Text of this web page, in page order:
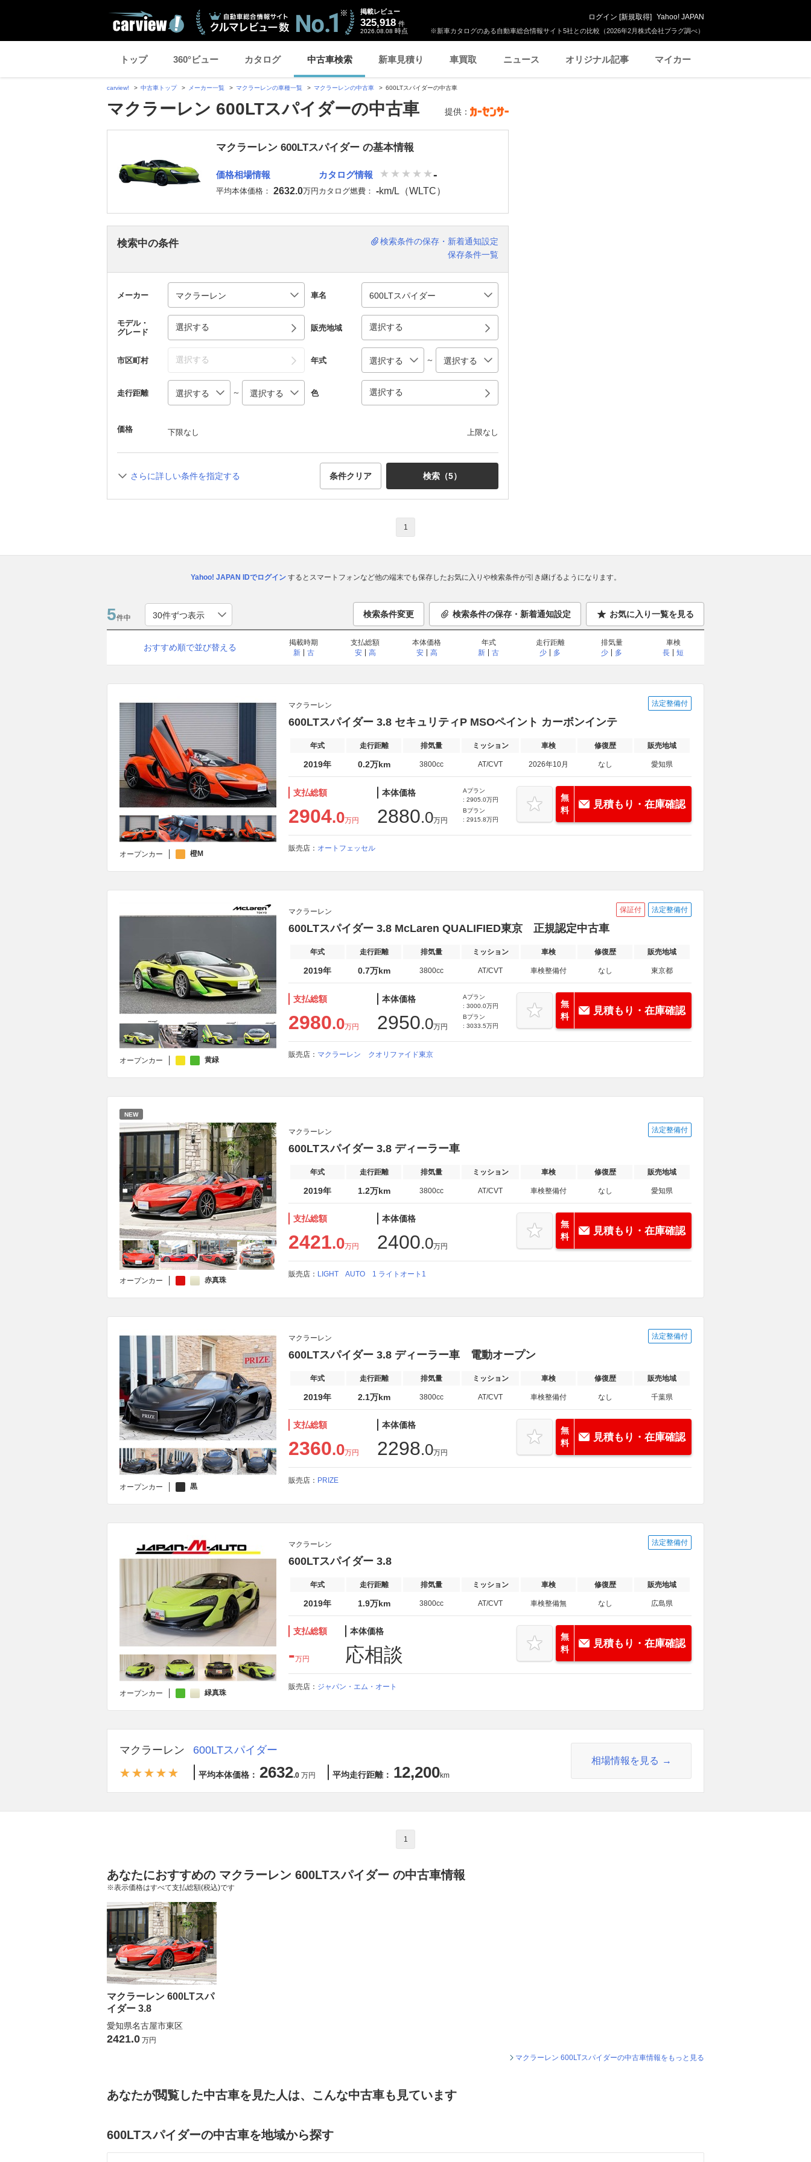
※新車カタログのある自動車総合情報サイト5社との比較（2026年2月株式会社プラグ調べ）
掲載レビュー
325,918 件
2026.08.08 時点
ログイン [新規取得] Yahoo! JAPAN
トップ 360°ビュー カタログ 中古車検索 新車見積り 車買取 ニュース オリジナル記事 マイカー
carview! 中古車トップ メーカー一覧 マクラーレンの車種一覧 マクラーレンの中古車 600LTスパイダーの中古車
マクラーレン 600LTスパイダーの中古車 提供：
マクラーレン 600LTスパイダー の基本情報
価格相場情報
平均本体価格： 2632.0万円
カタログ情報 -
カタログ燃費： -km/L（WLTC）
検索中の条件
検索条件の保存・新着通知設定
保存条件一覧
メーカー 車名
モデル・
グレード
選択する 販売地域 選択する
市区町村 選択する 年式 ～
走行距離 ～ 色 選択する
価格 下限なし 上限なし
さらに詳しい条件を指定する 条件クリア 検索（5）
1
Yahoo! JAPAN IDでログインするとスマートフォンなど他の端末でも保存したお気に入りや検索条件が引き継げるようになります。
5件中 検索条件変更 検索条件の保存・新着通知設定 お気に入り一覧を見る
おすすめ順で並び替える
掲載時期
新
古
支払総額
安
高
本体価格
安
高
年式
新
古
走行距離
少
多
排気量
少
多
車検
長
短
オープンカー 橙M
マクラーレン 法定整備付
600LTスパイダー 3.8 セキュリティP MSOペイント カーボンインテ
年式 走行距離 排気量 ミッション 車検 修復歴 販売地域
2019年 0.2万km 3800cc AT/CVT 2026年10月 なし 愛知県
支払総額
2904.0万円
本体価格
2880.0万円
Aプラン
: 2905.0万円
Bプラン
: 2915.8万円
無
料
見積もり・在庫確認
販売店： オートフェッセル
オープンカー 黄緑
マクラーレン 保証付 法定整備付
600LTスパイダー 3.8 McLaren QUALIFIED東京 正規認定中古車
年式 走行距離 排気量 ミッション 車検 修復歴 販売地域
2019年 0.7万km 3800cc AT/CVT 車検整備付 なし 東京都
支払総額
2980.0万円
本体価格
2950.0万円
Aプラン
: 3000.0万円
Bプラン
: 3033.5万円
無
料
見積もり・在庫確認
販売店： マクラーレン クオリファイド東京
NEW
オープンカー 赤真珠
マクラーレン 法定整備付
600LTスパイダー 3.8 ディーラー車
年式 走行距離 排気量 ミッション 車検 修復歴 販売地域
2019年 1.2万km 3800cc AT/CVT 車検整備付 なし 愛知県
支払総額
2421.0万円
本体価格
2400.0万円
無
料
見積もり・在庫確認
販売店： LIGHT AUTO 1 ライトオート1
オープンカー 黒
マクラーレン 法定整備付
600LTスパイダー 3.8 ディーラー車 電動オープン
年式 走行距離 排気量 ミッション 車検 修復歴 販売地域
2019年 2.1万km 3800cc AT/CVT 車検整備付 なし 千葉県
支払総額
2360.0万円
本体価格
2298.0万円
無
料
見積もり・在庫確認
販売店： PRIZE
オープンカー 緑真珠
マクラーレン 法定整備付
600LTスパイダー 3.8
年式 走行距離 排気量 ミッション 車検 修復歴 販売地域
2019年 1.9万km 3800cc AT/CVT 車検整備無 なし 広島県
支払総額
-万円
本体価格
応相談
無
料
見積もり・在庫確認
販売店： ジャパン・エム・オート
マクラーレン 600LTスパイダー
平均本体価格： 2632.0 万円 平均走行距離： 12,200km
相場情報を見る
1
あなたにおすすめの マクラーレン 600LTスパイダー の中古車情報
※表示価格はすべて支払総額(税込)です
マクラーレン 600LTスパ
イダー 3.8
愛知県名古屋市東区
2421.0 万円
マクラーレン 600LTスパイダーの中古車情報をもっと見る
あなたが閲覧した中古車を見た人は、こんな中古車も見ています
600LTスパイダーの中古車を地域から探す